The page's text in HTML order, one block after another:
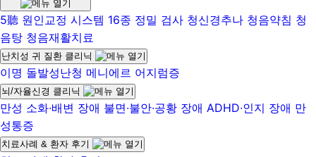
5聽 원인교정 시스템 16종 정밀 검사 청신경추나 청음약침 청
음탕 청음재활치료
난치성 귀 질환 클리닉
이명 돌발성난청 메니에르 어지럼증
뇌/자율신경 클리닉
만성 소화∙배변 장애 불면∙불안∙공황 장애 ADHD∙인지 장애 만
성통증
치료사례 & 환자 후기